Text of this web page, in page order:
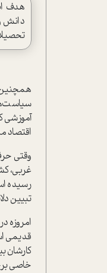
هدف
دانش
آموزشی
اقتصاد
وقتی
غربی،
رسیده
تبیین
امروزه
قدیمی
کارشان
خاصی